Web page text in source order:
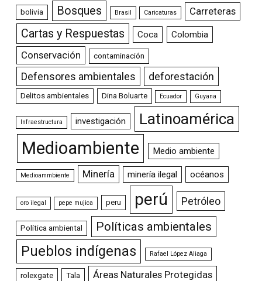
bolivia Bosques Brasil Caricaturas Carreteras
Cartas y Respuestas Coca Colombia
Conservación contaminación
Defensores ambientales deforestación
Delitos ambientales Dina Boluarte Ecuador Guyana
Infraestructura investigación Latinoamérica
Medioambiente Medio ambiente
Medioammbiente Minería minería ilegal océanos
oro ilegal pepe mujica peru perú Petróleo
Política ambiental Políticas ambientales
Pueblos indígenas Rafael López Aliaga
rolexgate Tala Áreas Naturales Protegidas